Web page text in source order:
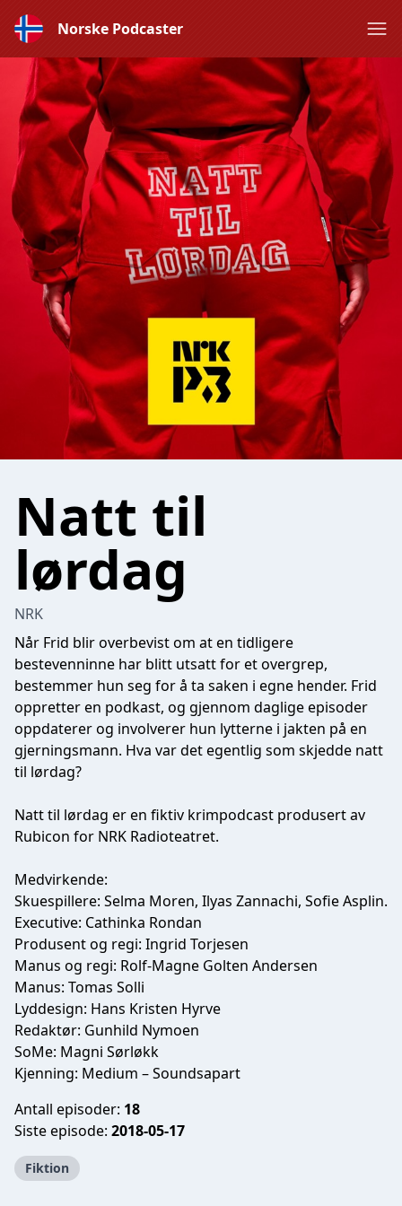
Norske Podcaster
Natt til
lørdag
NRK
Når Frid blir overbevist om at en tidligere
bestevenninne har blitt utsatt for et overgrep,
bestemmer hun seg for å ta saken i egne hender. Frid
oppretter en podkast, og gjennom daglige episoder
oppdaterer og involverer hun lytterne i jakten på en
gjerningsmann. Hva var det egentlig som skjedde natt
til lørdag?
Natt til lørdag er en fiktiv krimpodcast produsert av
Rubicon for NRK Radioteatret.
Medvirkende:
Skuespillere: Selma Moren, Ilyas Zannachi, Sofie Asplin.
Executive: Cathinka Rondan
Produsent og regi: Ingrid Torjesen
Manus og regi: Rolf-Magne Golten Andersen
Manus: Tomas Solli
Lyddesign: Hans Kristen Hyrve
Redaktør: Gunhild Nymoen
SoMe: Magni Sørløkk
Kjenning: Medium – Soundsapart
Antall episoder: 18
Siste episode: 2018-05-17
Fiktion